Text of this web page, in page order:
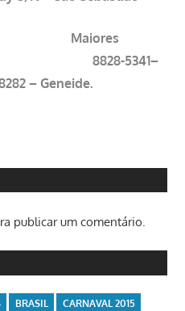
8828-5341–
– Geneide.
publicar um comentário.
BRASIL
CARNAVAL 2015